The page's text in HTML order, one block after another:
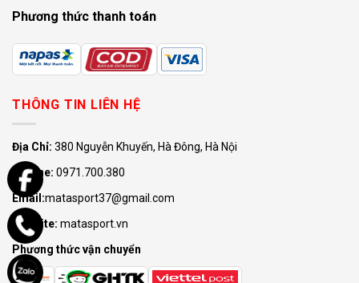
Phương thức thanh toán
THÔNG TIN LIÊN HỆ
Địa Chỉ: 380 Nguyễn Khuyến, Hà Đông, Hà Nội
Hotline: 0971.700.380
Email:matasport37@gmail.com
Website: matasport.vn
Phương thức vận chuyển